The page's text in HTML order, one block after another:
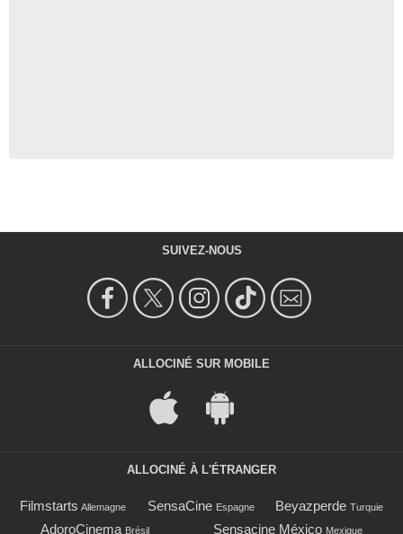
SUIVEZ-NOUS
ALLOCINÉ SUR MOBILE
ALLOCINÉ À L'ÉTRANGER
Filmstarts Allemagne SensaCine Espagne Beyazperde Turquie
AdoroCinema Brésil Sensacine México Mexique